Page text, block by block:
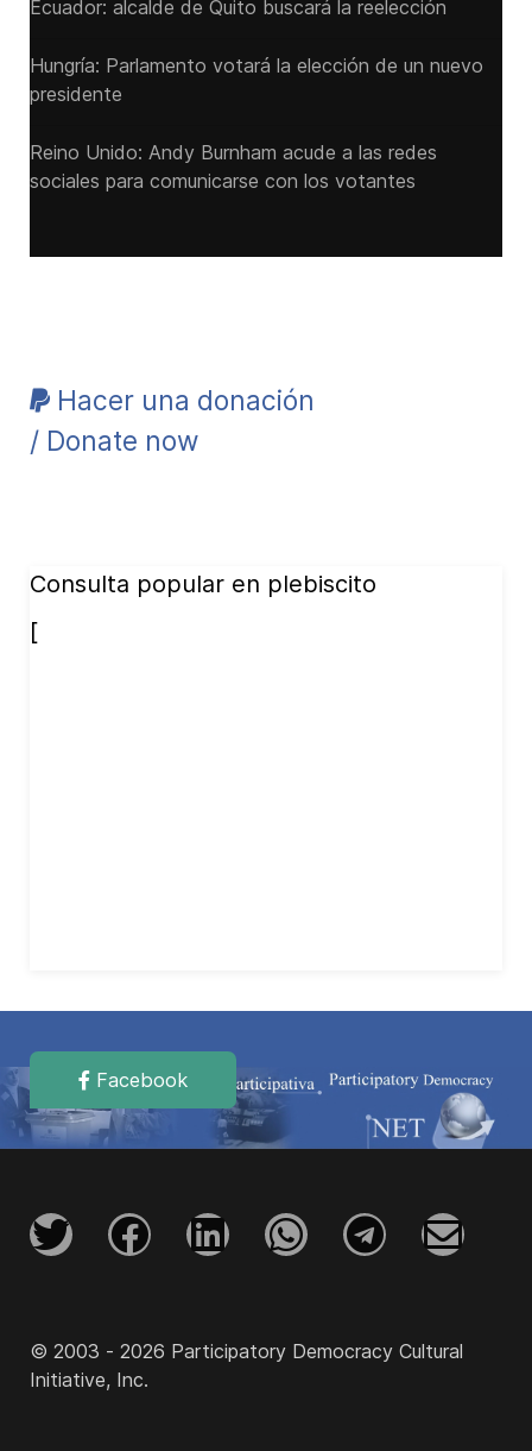
Ecuador: alcalde de Quito buscará la reelección
Hungría: Parlamento votará la elección de un nuevo
presidente
Reino Unido: Andy ‌Burnham acude a las redes
sociales para comunicarse con los votantes
Hacer una donación
/ Donate now
Consulta popular en plebiscito
[
Facebook
© 2003 - 2026 Participatory Democracy Cultural
Initiative, Inc.